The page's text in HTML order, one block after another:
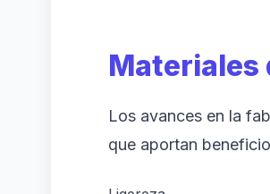
Materiales
Los avances en la
que aportan